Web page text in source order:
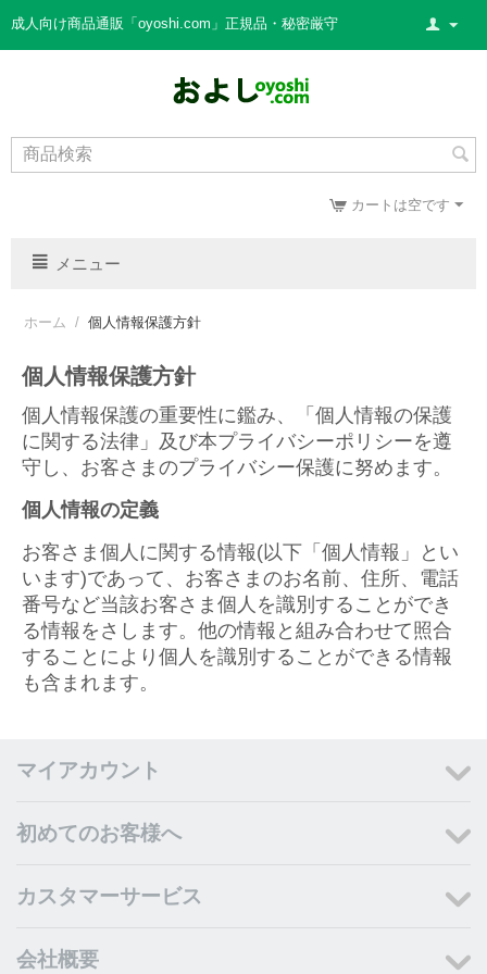
成人向け商品通販「oyoshi.com」正規品・秘密厳守
カートは空です
メニュー
ホーム / 個人情報保護方針
個人情報保護方針
個人情報保護の重要性に鑑み、「個人情報の保護
に関する法律」及び本プライバシーポリシーを遵
守し、お客さまのプライバシー保護に努めます。
個人情報の定義
お客さま個人に関する情報(以下「個人情報」とい
います)であって、お客さまのお名前、住所、電話
番号など当該お客さま個人を識別することができ
る情報をさします。他の情報と組み合わせて照合
することにより個人を識別することができる情報
も含まれます。
マイアカウント
初めてのお客様へ
カスタマーサービス
会社概要